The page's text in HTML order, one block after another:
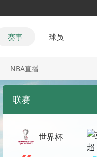
赛事 球员
NBA直播
联赛
世界杯